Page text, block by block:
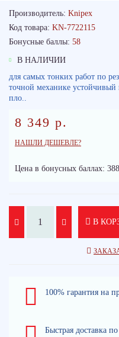
Производитель: Knipex
Код товара: KN-7722115
Бонусные баллы: 58
В НАЛИЧИИ
для самых тонких работ по
точной механике
пло..
8 349 р.
НАШЛИ ДЕШЕВЛЕ?
Цена в бонусных баллах:
В
100% гарантия на
Быстрая доставка